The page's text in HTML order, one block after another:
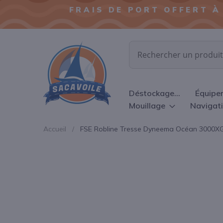
FRAIS DE PORT OFFERT
Chercher
Déstockage...
Mouillage
Accueil FSE Robline Tresse Dyneema Océan